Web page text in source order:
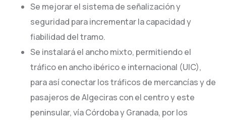
Se mejorar el sistema de señalización y
seguridad para incrementar la capacidad y
fiabilidad del tramo.
Se instalará el ancho mixto, permitiendo el
tráfico en ancho ibérico e internacional (UIC),
para así conectar los tráficos de mercancías y de
pasajeros de Algeciras con el centro y este
peninsular, vía Córdoba y Granada, por los